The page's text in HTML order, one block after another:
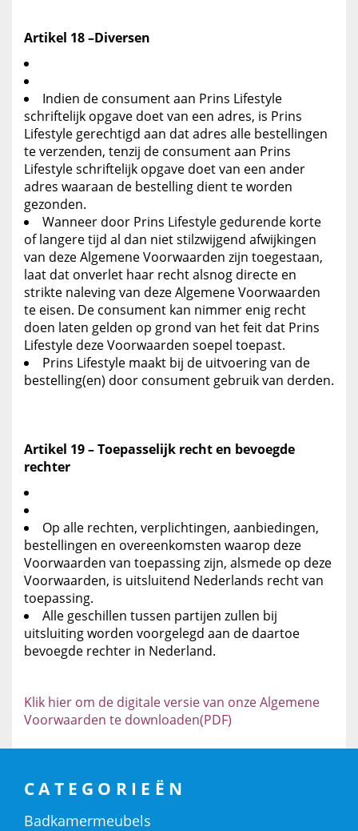
Artikel 18 –Diversen
Indien de consument aan Prins Lifestyle
schriftelijk opgave doet van een adres, is Prins
Lifestyle gerechtigd aan dat adres alle bestellingen
te verzenden, tenzij de consument aan Prins
Lifestyle schriftelijk opgave doet van een ander
adres waaraan de bestelling dient te worden
gezonden.
Wanneer door Prins Lifestyle gedurende korte
of langere tijd al dan niet stilzwijgend afwijkingen
van deze Algemene Voorwaarden zijn toegestaan,
laat dat onverlet haar recht alsnog directe en
strikte naleving van deze Algemene Voorwaarden
te eisen. De consument kan nimmer enig recht
doen laten gelden op grond van het feit dat Prins
Lifestyle deze Voorwaarden soepel toepast.
Prins Lifestyle maakt bij de uitvoering van de
bestelling(en) door consument gebruik van derden.
Artikel 19 – Toepasselijk recht en bevoegde
rechter
Op alle rechten, verplichtingen, aanbiedingen,
bestellingen en overeenkomsten waarop deze
Voorwaarden van toepassing zijn, alsmede op deze
Voorwaarden, is uitsluitend Nederlands recht van
toepassing.
Alle geschillen tussen partijen zullen bij
uitsluiting worden voorgelegd aan de daartoe
bevoegde rechter in Nederland.
Klik hier om de digitale versie van onze Algemene
Voorwaarden te downloaden(PDF)
CATEGORIEËN
Badkamermeubels